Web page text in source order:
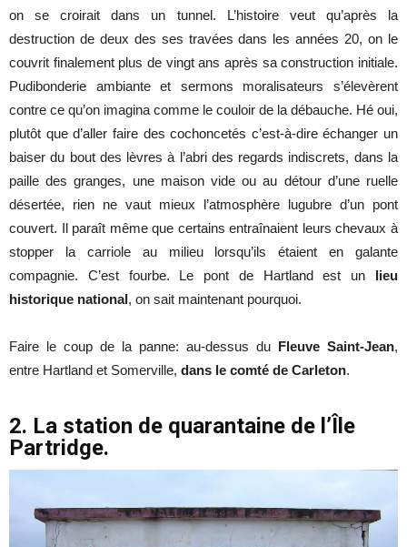
on se croirait dans un tunnel. L’histoire veut qu’après la
destruction de deux des ses travées dans les années 20, on le
couvrit finalement plus de vingt ans après sa construction initiale.
Pudibonderie ambiante et sermons moralisateurs s’élevèrent
contre ce qu’on imagina comme le couloir de la débauche. Hé oui,
plutôt que d’aller faire des cochoncetés c’est-à-dire échanger un
baiser du bout des lèvres à l’abri des regards indiscrets, dans la
paille des granges, une maison vide ou au détour d’une ruelle
désertée, rien ne vaut mieux l’atmosphère lugubre d’un pont
couvert. Il paraît même que certains entraînaient leurs chevaux à
stopper la carriole au milieu lorsqu’ils étaient en galante
compagnie. C’est fourbe. Le pont de Hartland est un lieu
historique national, on sait maintenant pourquoi.
Faire le coup de la panne: au-dessus du Fleuve Saint-Jean,
entre Hartland et Somerville, dans le comté de Carleton.
2. La station de quarantaine de l’Île
Partridge.